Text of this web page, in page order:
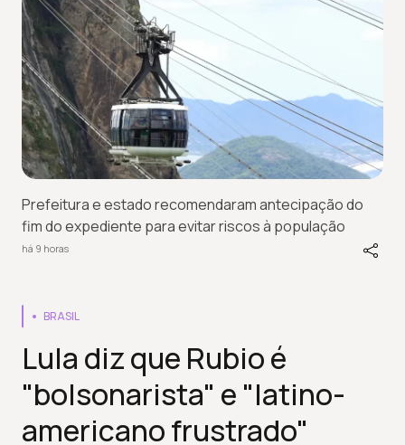
Prefeitura e estado recomendaram antecipação do
fim do expediente para evitar riscos à população
há 9 horas
BRASIL
Lula diz que Rubio é
"bolsonarista" e "latino-
americano frustrado"